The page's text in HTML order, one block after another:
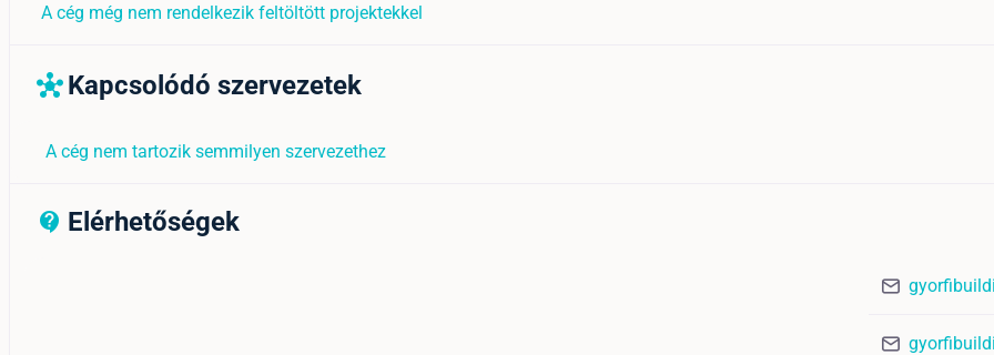
A cég még nem rendelkezik feltöltött projektekkel
hub Kapcsolódó szervezetek
A cég nem tartozik semmilyen szervezethez
contact_support_outline
Elérhetőségek